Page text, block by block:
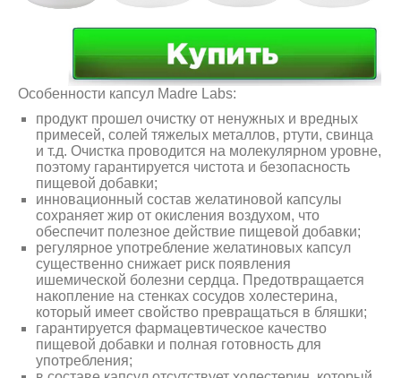
Особенности капсул Madre Labs:
продукт прошел очистку от ненужных и вредных
примесей, солей тяжелых металлов, ртути, свинца
и т.д. Очистка проводится на молекулярном уровне,
поэтому гарантируется чистота и безопасность
пищевой добавки;
инновационный состав желатиновой капсулы
сохраняет жир от окисления воздухом, что
обеспечит полезное действие пищевой добавки;
регулярное употребление желатиновых капсул
существенно снижает риск появления
ишемической болезни сердца. Предотвращается
накопление на стенках сосудов холестерина,
который имеет свойство превращаться в бляшки;
гарантируется фармацевтическое качество
пищевой добавки и полная готовность для
употребления;